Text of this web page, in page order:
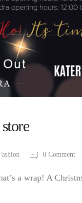
0 Comment
a wrap! A